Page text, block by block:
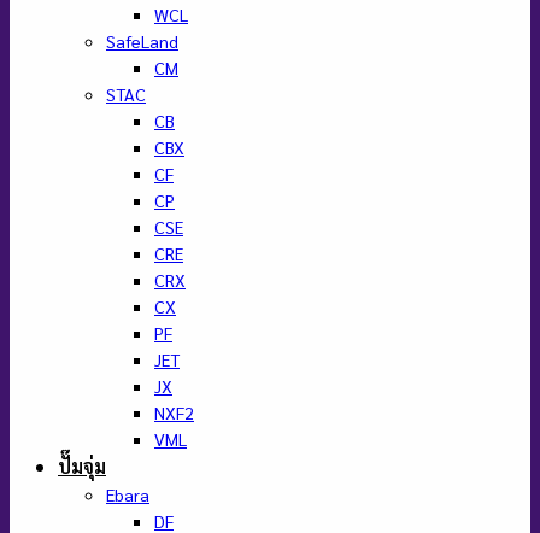
WCL
SafeLand
CM
STAC
CB
CBX
CF
CP
CSE
CRE
CRX
CX
PF
JET
JX
NXF2
VML
ปั๊มจุ่ม
Ebara
DF